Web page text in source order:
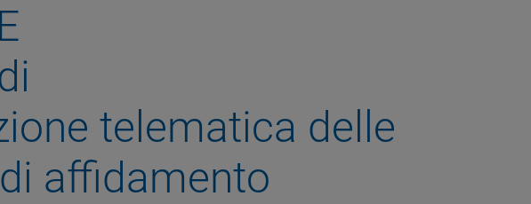
telematica delle
affidamento